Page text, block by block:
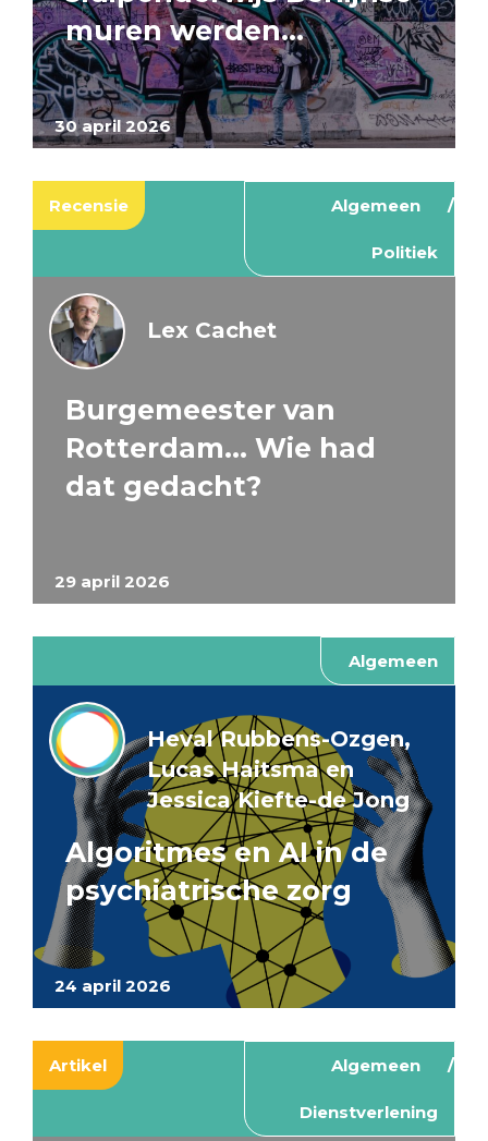
30 april 2026
muren werden…
Recensie Algemeen
Politiek
29 april 2026
Lex Cachet
Burgemeester van
Rotterdam… Wie had
dat gedacht?
Algemeen
24 april 2026
Heval Rubbens-Ozgen,
Lucas Haitsma en
Jessica Kiefte-de Jong
Algoritmes en AI in de
psychiatrische zorg
Artikel Algemeen
Dienstverlening